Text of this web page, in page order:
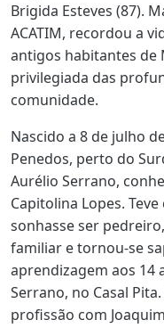
Brigida Esteves (87).
ACATIM, recordou a
antigos habitantes de
privilegiada das
comunidade.
Nascido a 8 de julho
Penedos, perto do
Aurélio Serrano,
Capitolina Lopes.
sonhasse ser
familiar e tornou-se
aprendizagem aos 14
Serrano, no Casal
profissão com